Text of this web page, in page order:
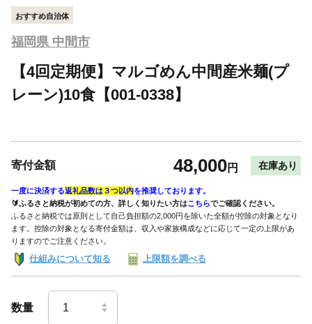
おすすめ自治体
福岡県 中間市
【4回定期便】マルゴめん中間産米麺(プ
レーン)10食【001-0338】
寄付金額 48,000円 在庫あり
一度に決済する返礼品数は３つ以内を推奨しております。
🔰ふるさと納税が初めての方、詳しく知りたい方はこちらでご確認ください。
ふるさと納税では原則として自己負担額の2,000円を除いた全額が控除の対象となり
ます。控除の対象となる寄付金額は、収入や家族構成などに応じて一定の上限があ
りますのでご注意ください。
仕組みについて知る 上限額を調べる
数量